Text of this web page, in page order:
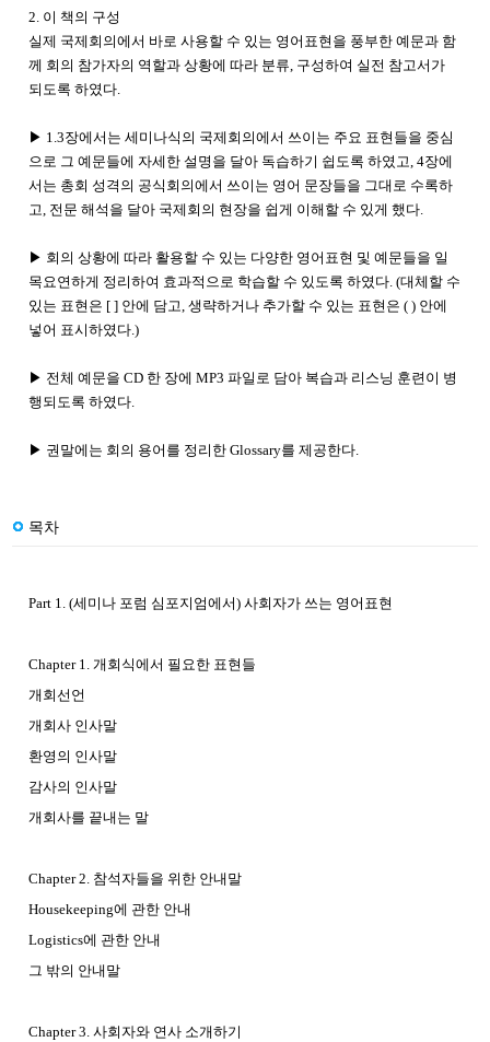
2. 이 책의 구성
실제 국제회의에서 바로 사용할 수 있는 영어표현을 풍부한 예문과 함
께 회의 참가자의 역할과 상황에 따라 분류, 구성하여 실전 참고서가
되도록 하였다.
▶ 1.3장에서는 세미나식의 국제회의에서 쓰이는 주요 표현들을 중심
으로 그 예문들에 자세한 설명을 달아 독습하기 쉽도록 하였고, 4장에
서는 총회 성격의 공식회의에서 쓰이는 영어 문장들을 그대로 수록하
고, 전문 해석을 달아 국제회의 현장을 쉽게 이해할 수 있게 했다.
▶ 회의 상황에 따라 활용할 수 있는 다양한 영어표현 및 예문들을 일
목요연하게 정리하여 효과적으로 학습할 수 있도록 하였다. (대체할 수
있는 표현은 [ ] 안에 담고, 생략하거나 추가할 수 있는 표현은 ( ) 안에
넣어 표시하였다.)
▶ 전체 예문을 CD 한 장에 MP3 파일로 담아 복습과 리스닝 훈련이 병
행되도록 하였다.
▶ 권말에는 회의 용어를 정리한 Glossary를 제공한다.
목차
Part 1. (세미나 포럼 심포지엄에서) 사회자가 쓰는 영어표현
Chapter 1. 개회식에서 필요한 표현들
개회선언
개회사 인사말
환영의 인사말
감사의 인사말
개회사를 끝내는 말
Chapter 2. 참석자들을 위한 안내말
Housekeeping에 관한 안내
Logistics에 관한 안내
그 밖의 안내말
Chapter 3. 사회자와 연사 소개하기